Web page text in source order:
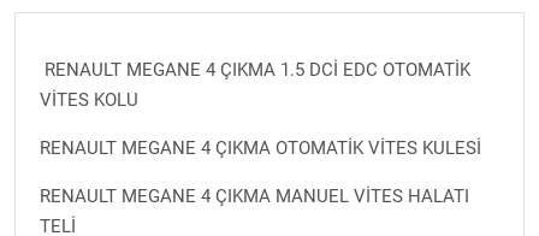
RENAULT MEGANE 4 ÇIKMA 1.5 DCİ EDC OTOMATİK
VİTES KOLU
RENAULT MEGANE 4 ÇIKMA OTOMATİK VİTES KULESİ
RENAULT MEGANE 4 ÇIKMA MANUEL VİTES HALATI
TELİ